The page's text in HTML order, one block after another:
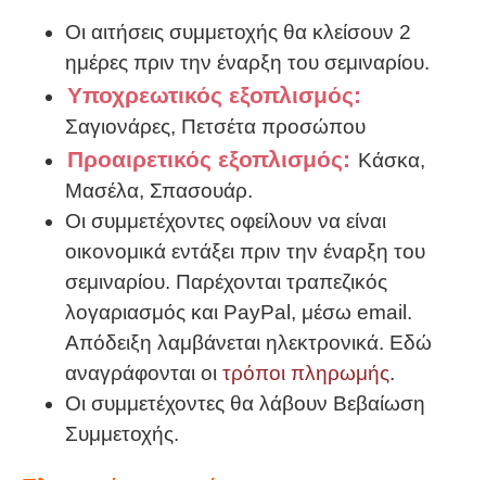
Οι αιτήσεις συμμετοχής θα κλείσουν 2
ημέρες πριν την έναρξη του σεμιναρίου.
Υποχρεωτικός εξοπλισμός:
Σαγιονάρες, Πετσέτα προσώπου
Προαιρετικός εξοπλισμός: Κάσκα,
Μασέλα, Σπασουάρ.
Οι συμμετέχοντες οφείλουν να είναι
οικονομικά εντάξει πριν την έναρξη του
σεμιναρίου. Παρέχονται τραπεζικός
λογαριασμός και PayPal, μέσω email.
Απόδειξη λαμβάνεται ηλεκτρονικά. Εδώ
αναγράφονται οι τρόποι πληρωμής.
Οι συμμετέχοντες θα λάβουν Βεβαίωση
Συμμετοχής.